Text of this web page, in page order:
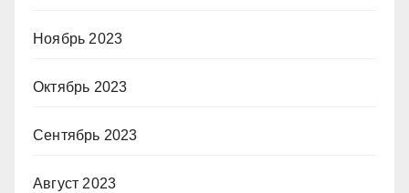
Ноябрь 2023
Октябрь 2023
Сентябрь 2023
Август 2023